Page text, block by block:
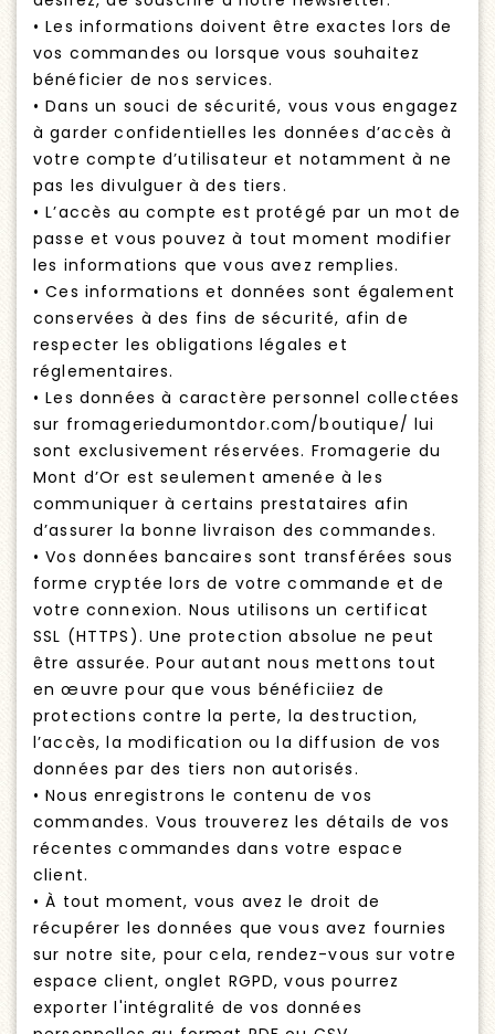
• Les informations doivent être exactes lors de
vos commandes ou lorsque vous souhaitez
bénéficier de nos services.
• Dans un souci de sécurité, vous vous engagez
à garder confidentielles les données d’accès à
votre compte d’utilisateur et notamment à ne
pas les divulguer à des tiers.
• L’accès au compte est protégé par un mot de
passe et vous pouvez à tout moment modifier
les informations que vous avez remplies.
• Ces informations et données sont également
conservées à des fins de sécurité, afin de
respecter les obligations légales et
réglementaires.
• Les données à caractère personnel collectées
sur fromageriedumontdor.com/boutique/ lui
sont exclusivement réservées. Fromagerie du
Mont d’Or est seulement amenée à les
communiquer à certains prestataires afin
d’assurer la bonne livraison des commandes.
• Vos données bancaires sont transférées sous
forme cryptée lors de votre commande et de
votre connexion. Nous utilisons un certificat
SSL (HTTPS). Une protection absolue ne peut
être assurée. Pour autant nous mettons tout
en œuvre pour que vous bénéficiiez de
protections contre la perte, la destruction,
l’accès, la modification ou la diffusion de vos
données par des tiers non autorisés.
• Nous enregistrons le contenu de vos
commandes. Vous trouverez les détails de vos
récentes commandes dans votre espace
client.
• À tout moment, vous avez le droit de
récupérer les données que vous avez fournies
sur notre site, pour cela, rendez-vous sur votre
espace client, onglet RGPD, vous pourrez
exporter l'intégralité de vos données